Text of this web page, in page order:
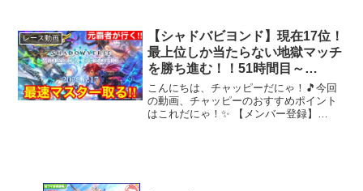
レース動画
【シャドバビヨンド】現在17位！
最上位しか当たらない地獄マッチ
を勝ち進む！！51時間目～
【Shadowverse: Worlds
Beyond】
こんにちは、チャッピーだにゃ！🎵今回
の動画、チャッピーのおすすめポイント
はこれだにゃ！✨ 【メンバー登録】